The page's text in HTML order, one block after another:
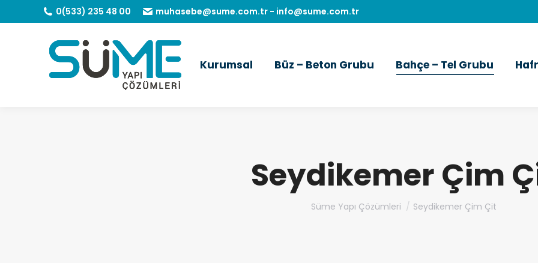
0(533) 235 48 00 muhasebe@sume.com.tr - info@sume.com.tr
Kurumsal Büz – Beton Grubu Bahçe – Tel Grubu
Seydikemer Çim
You are here:
Süme Yapı Çözümleri Seydikemer Çim Çit